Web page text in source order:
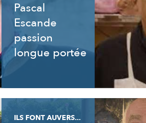
Pascal
Escande
passion
longue portée
ILS FONT AUVERS...